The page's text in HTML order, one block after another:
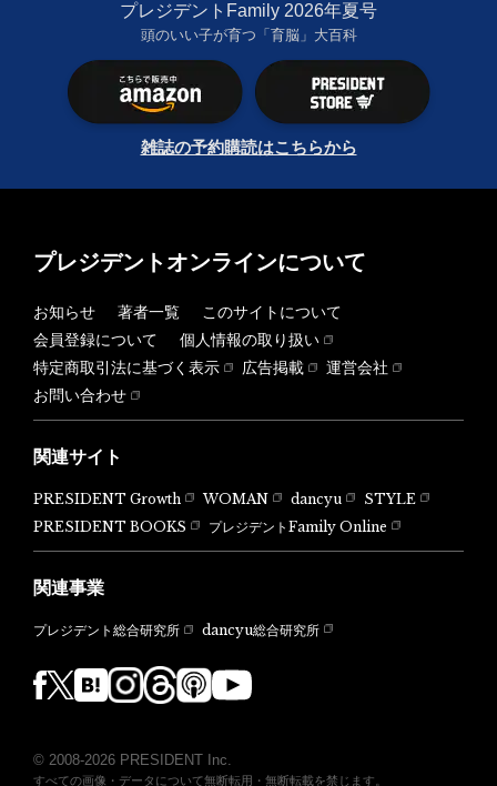
プレジデントFamily 2026年夏号
頭のいい子が育つ「育脳」大百科
雑誌の予約購読はこちらから
プレジデントオンラインについて
お知らせ 著者一覧
このサイトについて
会員登録について
個人情報の取り扱い
特定商取引法に基づく表示
広告掲載
運営会社
お問い合わせ
関連サイト
PRESIDENT Growth WOMAN dancyu
STYLE
PRESIDENT BOOKS
プレジデントFamily Online
関連事業
プレジデント総合研究所 dancyu総合研究所
© 2008-2026 PRESIDENT Inc.
すべての画像・データについて無断転用・無断転載を禁じます。